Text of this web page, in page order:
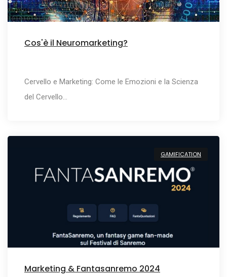
Cos'è il Neuromarketing?
Cervello e Marketing: Come le Emozioni e la Scienza
del Cervello…
GAMIFICATION
Marketing & Fantasanremo 2024